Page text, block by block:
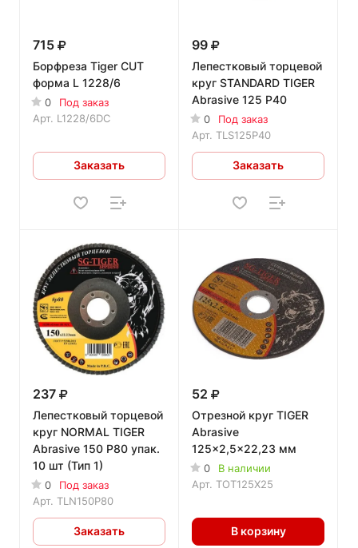
715
Борфреза Tiger CUT
форма L 1228/6
0
Под заказ
Арт. L1228/6DC
Заказать
99
Лепестковый торцевой
круг STANDARD TIGER
Abrasive 125 P40
0
Под заказ
Арт. TLS125P40
Заказать
237
Лепестковый торцевой
круг NORMAL TIGER
Abrasive 150 P80 упак.
10 шт (Тип 1)
0
Под заказ
Арт. TLN150P80
Заказать
52
Отрезной круг TIGER
Abrasive
125x2,5x22,23 мм
0
В наличии
Арт. TOT125X25
В корзину